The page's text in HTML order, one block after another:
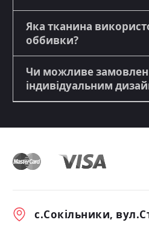
Яка тканина
оббивки?
Чи можливе
індивідуальним
с.Сокільники,